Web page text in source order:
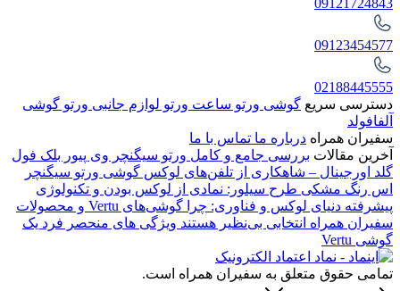
09123454577
02188445555
دسترسی سریع گوشی ورتو ساعت ورتو لوازم جانبی ورتو گوشی
آلفافولد
سفیران همراه درباره ما تماس با ما
آخرین مقالات بررسی جامع و کامل ورتو سیگنچر وی پیور بلک فول
گلد اورجینال – شاهکاری از تلفن‌های لوکس گوشی ورتو سیگنچر
اس رنگ مشکی طرح سیلور: نمادی از لوکس بودن و تکنولوژی
پیشرفته
دنیای لوکس و فناوری: چرا گوشی‌های Vertu و محصولات
سفیران همراه انتخابی بی‌نظیر هستند ویژگی های منحصر فرد یک
گوشی Vertu
تمامی حقوق متعلق به سفیران همراه است.